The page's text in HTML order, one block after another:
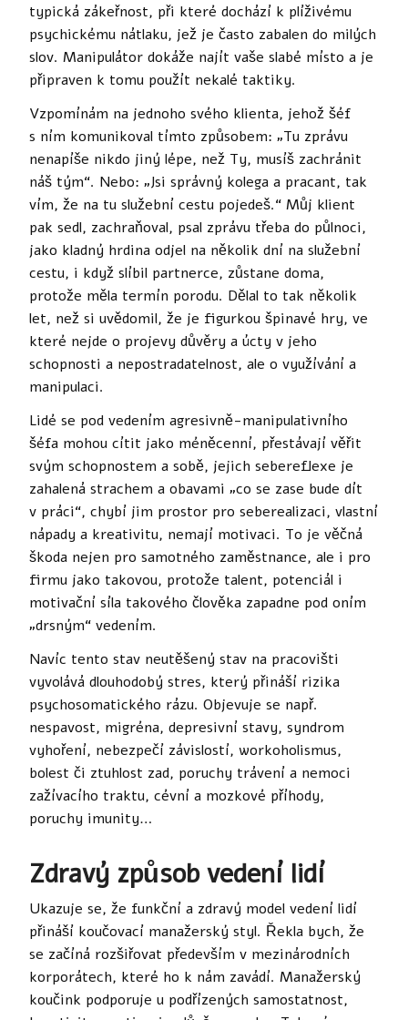
typická zákeřnost, při které dochází k plíživému
psychickému nátlaku, jež je často zabalen do milých
slov. Manipulátor dokáže najít vaše slabé místo a je
připraven k tomu použít nekalé taktiky.
Vzpomínám na jednoho svého klienta, jehož šéf
s ním komunikoval tímto způsobem: „Tu zprávu
nenapíše nikdo jiný lépe, než Ty, musíš zachránit
náš tým“. Nebo: „Jsi správný kolega a pracant, tak
vím, že na tu služební cestu pojedeš.“ Můj klient
pak sedl, zachraňoval, psal zprávu třeba do půlnoci,
jako kladný hrdina odjel na několik dní na služební
cestu, i když slíbil partnerce, zůstane doma,
protože měla termín porodu. Dělal to tak několik
let, než si uvědomil, že je figurkou špinavé hry, ve
které nejde o projevy důvěry a úcty v jeho
schopnosti a nepostradatelnost, ale o využívání a
manipulaci.
Lidé se pod vedením agresivně-manipulativního
šéfa mohou cítit jako méněcenní, přestávají věřit
svým schopnostem a sobě, jejich sebereflexe je
zahalená strachem a obavami „co se zase bude dít
v práci“, chybí jim prostor pro seberealizaci, vlastní
nápady a kreativitu, nemají motivaci. To je věčná
škoda nejen pro samotného zaměstnance, ale i pro
firmu jako takovou, protože talent, potenciál i
motivační síla takového člověka zapadne pod oním
„drsným“ vedením.
Navíc tento stav neutěšený stav na pracovišti
vyvolává dlouhodobý stres, který přináší rizika
psychosomatického rázu. Objevuje se např.
nespavost, migréna, depresivní stavy, syndrom
vyhoření, nebezpečí závislostí, workoholismus,
bolest či ztuhlost zad, poruchy trávení a nemoci
zažívacího traktu, cévní a mozkové příhody,
poruchy imunity…
Zdravý způsob vedení lidí
Ukazuje se, že funkční a zdravý model vedení lidí
přináší koučovací manažerský styl. Řekla bych, že
se začíná rozšiřovat především v mezinárodních
korporátech, které ho k nám zavádí. Manažerský
koučink podporuje u podřízených samostatnost,